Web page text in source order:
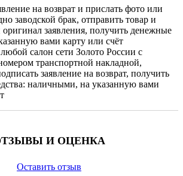
на возврат и прислать фото или
заводской брак, отправить товар и
заявления, получить денежные
вами карту или счёт
салон сети Золото России с
транспортной накладной,
заявление на возврат, получить
наличными, на указанную вами
И ОЦЕНКА
Оставить отзыв